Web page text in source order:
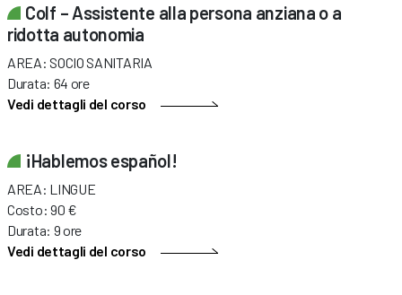
Colf – Assistente alla persona anziana o a
ridotta autonomia
AREA: SOCIO SANITARIA
Durata: 64 ore
Vedi dettagli del corso
¡Hablemos español!
AREA: LINGUE
Costo: 90 €
Durata: 9 ore
Vedi dettagli del corso